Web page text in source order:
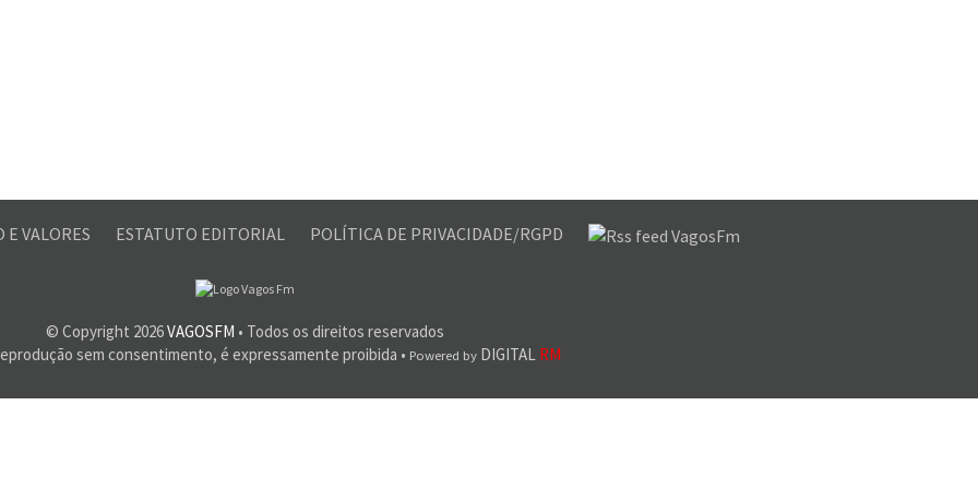
E VALORES ESTATUTO EDITORIAL POLÍTICA DE PRIVACIDADE/RGPD
© Copyright 2026VAGOSFM • Todos os direitos reservados
sem consentimento, é expressamente proibida • Powered byDIGITAL RM